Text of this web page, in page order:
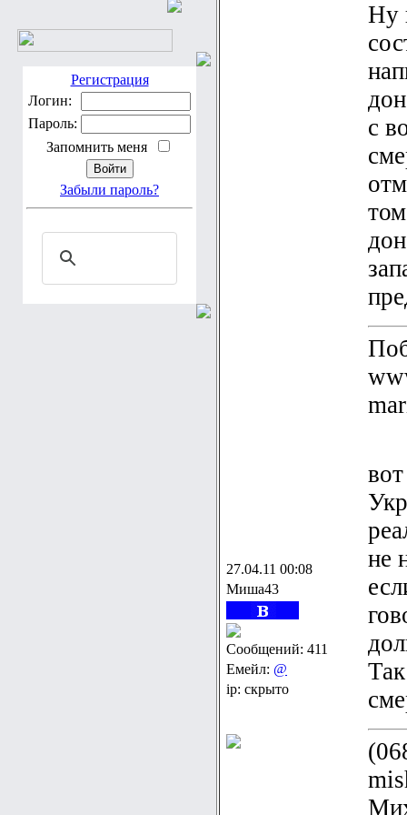
Регистрация
Логин:
Пароль:
Запомнить меня
Забыли пароль?
Ну
с
27.04.11 00:08
Миша43
Сообщений: 411
Емейл: @
ip: скрыто
не